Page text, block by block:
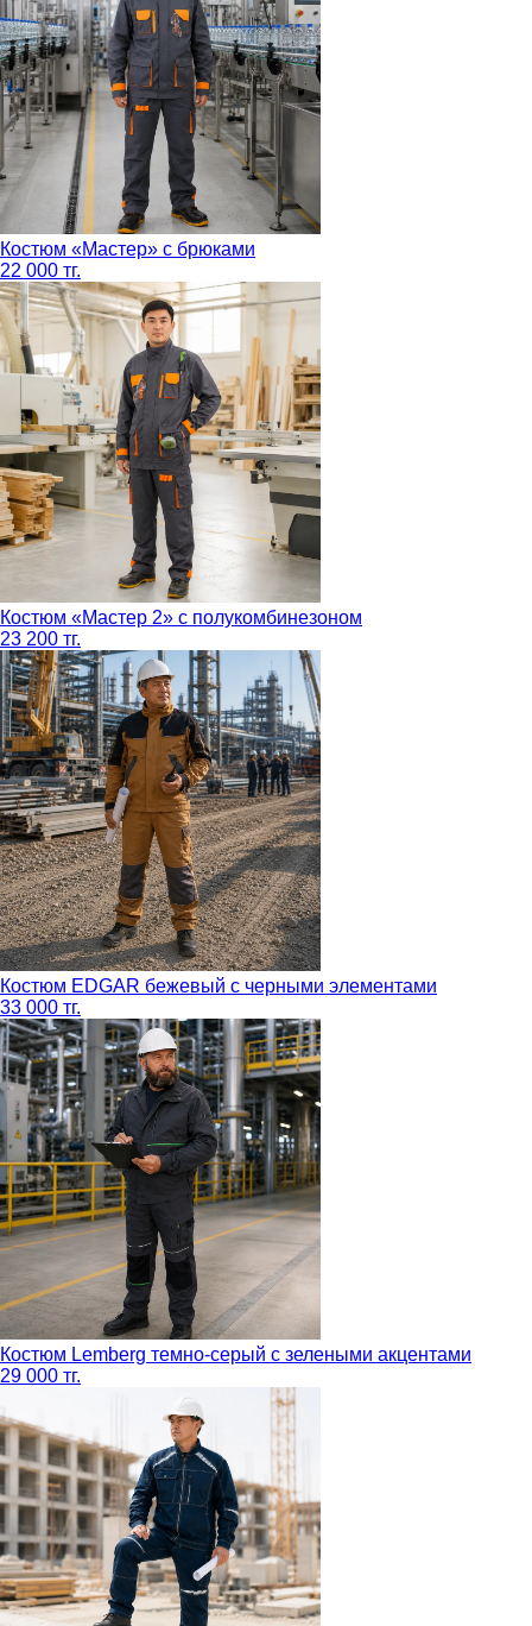
Костюм «Мастер» с брюками
22 000 тг.
Костюм «Мастер 2» с полукомбинезоном
23 200 тг.
Костюм EDGAR бежевый с черными элементами
33 000 тг.
Костюм Lemberg темно-серый с зелеными акцентами
29 000 тг.